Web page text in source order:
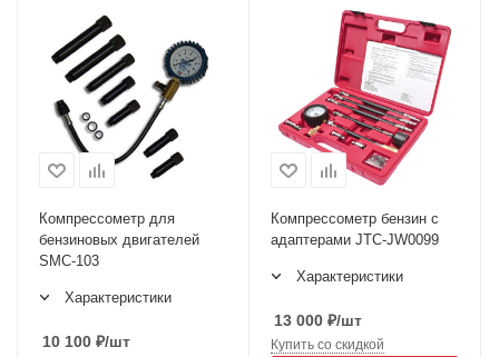
Компрессометр для
бензиновых двигателей
SMC-103
Характеристики
10 100 ₽/шт
Компрессометр бензин с
адаптерами JTC-JW0099
Характеристики
13 000 ₽/шт
Купить со скидкой